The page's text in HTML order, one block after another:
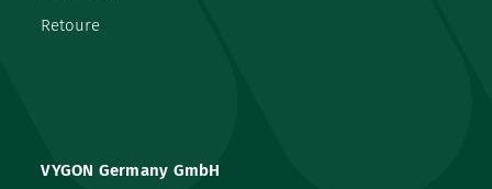
VYGON Germany GmbH
Retoure